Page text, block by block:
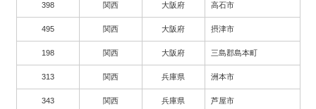
398 関西 大阪府 高石市
495 関西 大阪府 摂津市
198 関西 大阪府 三島郡島本町
313 関西 兵庫県 洲本市
343 関西 兵庫県 芦屋市